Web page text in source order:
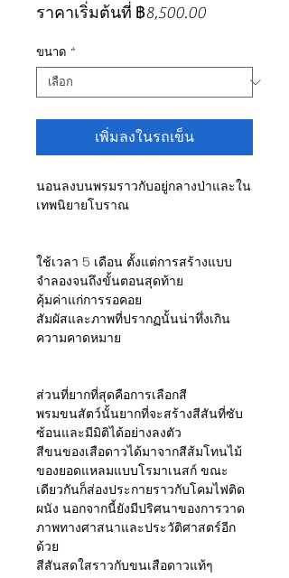
ราคาเริ่มต้นที่ ฿8,500.00ราคา
ขนาด *
เพิ่มลงในรถเข็น
นอนลงบนพรมราวกับอยู่กลางป่าและใน
เทพนิยายโบราณ
ใช้เวลา 5 เดือน ตั้งแต่การสร้างแบบ
จำลองจนถึงขั้นตอนสุดท้าย
คุ้มค่าแก่การรอคอย
สัมผัสและภาพที่ปรากฏนั้นน่าทึ่งเกิน
ความคาดหมาย
ส่วนที่ยากที่สุดคือการเลือกสี
พรมขนสัตว์นั้นยากที่จะสร้างสีสันที่ซับ
ซ้อนและมีมิติได้อย่างลงตัว
สีขนของเสือดาวได้มาจากสีส้มโทนไม้
ของยอดแหลมแบบโรมาเนสก์ ขณะ
เดียวกันก็ส่องประกายราวกับโคมไฟติด
ผนัง นอกจากนี้ยังมีปริศนาของการวาด
ภาพทางศาสนาและประวัติศาสตร์อีก
ด้วย
สีสันสดใสราวกับขนเสือดาวแท้ๆ